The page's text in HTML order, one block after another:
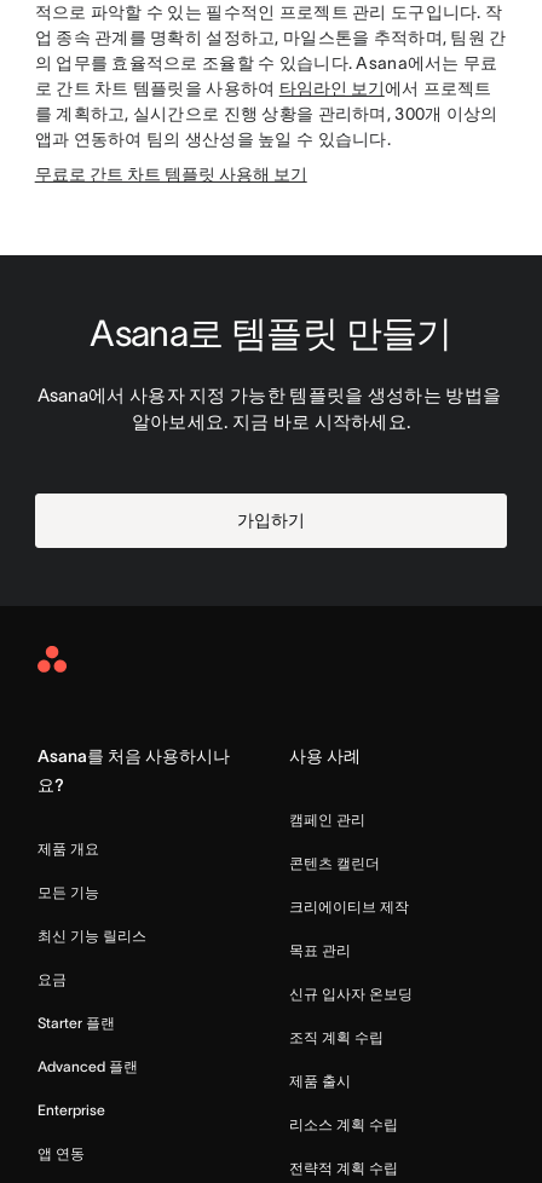
적으로 파악할 수 있는 필수적인 프로젝트 관리 도구입니다. 작
업 종속 관계를 명확히 설정하고, 마일스톤을 추적하며, 팀원 간
의 업무를 효율적으로 조율할 수 있습니다. Asana에서는 무료
로 간트 차트 템플릿을 사용하여 타임라인 보기에서 프로젝트
를 계획하고, 실시간으로 진행 상황을 관리하며, 300개 이상의
앱과 연동하여 팀의 생산성을 높일 수 있습니다.
무료로 간트 차트 템플릿 사용해 보기
Asana로 템플릿 만들기
Asana에서 사용자 지정 가능한 템플릿을 생성하는 방법을
알아보세요. 지금 바로 시작하세요.
가입하기
Asana
Asana를 처음 사용하시나
요?
제품 개요
모든 기능
최신 기능 릴리스
요금
Starter 플랜
Advanced 플랜
Enterprise
앱 연동
사용 사례
캠페인 관리
콘텐츠 캘린더
크리에이티브 제작
목표 관리
신규 입사자 온보딩
조직 계획 수립
제품 출시
리소스 계획 수립
전략적 계획 수립